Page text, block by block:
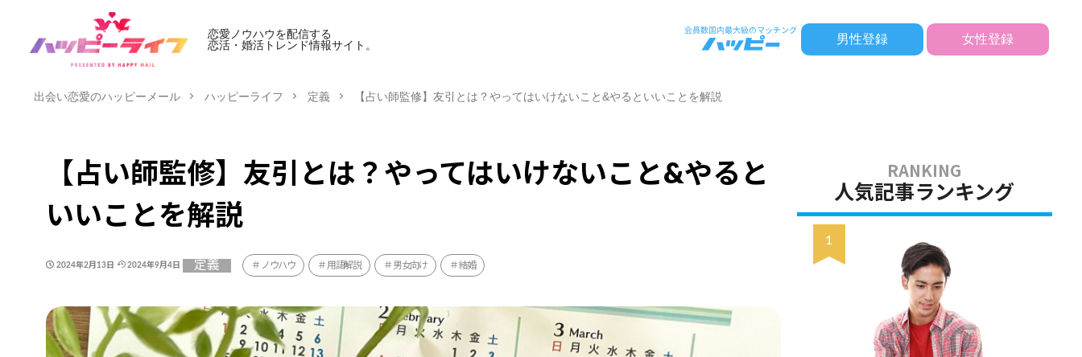
恋愛ノウハウを配信する
恋活・婚活トレンド情報サイト。
男性登録 女性登録
出会い恋愛のハッピーメール ハッピーライフ 定義 【占い師監修】友引とは？やってはいけないこと&やるといいことを解説
【占い師監修】友引とは？やってはいけないこと&やると
いいことを解説
2024年2月13日 2024年9月4日 定義 ノウハウ 用語解説 男女向け 結婚
人気記事ランキング